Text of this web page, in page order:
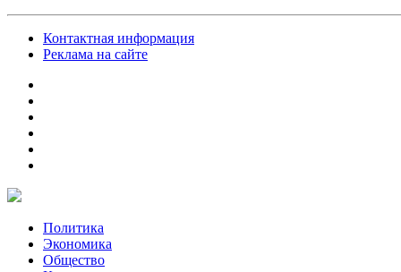
Контактная информация
Реклама на сайте
Политика
Экономика
Общество